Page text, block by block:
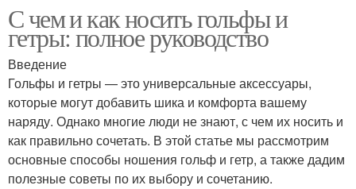
С чем и как носить гольфы и
гетры: полное руководство
Введение
Гольфы и гетры — это универсальные аксессуары,
которые могут добавить шика и комфорта вашему
наряду. Однако многие люди не знают, с чем их носить и
как правильно сочетать. В этой статье мы рассмотрим
основные способы ношения гольф и гетр, а также дадим
полезные советы по их выбору и сочетанию.